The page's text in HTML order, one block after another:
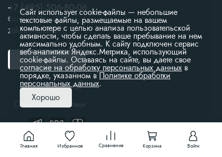
Главная Избранное Сравнение Корзина Войти
+7 (495) 506-80-06
будни | 10:00 — 18:00
zakaz@luxalto.ru
Обратная связь
Следи за новостями
Сайт использует cookie-файлы — небольшие
текстовые файлы, размещаемые на вашем
компьютере с целью анализа пользовательской
активности, чтобы сделать ваше пребывание на нем
максимально удобным. К cайту подключен сервис
веб-аналитики Яндекс.Метрика, использующий
cookie-файлы. Оставаясь на сайте, вы даете свое
согласие на обработку персональных данных в
порядке, указанном вПолитике обработки
персональных данных.
Хорошо